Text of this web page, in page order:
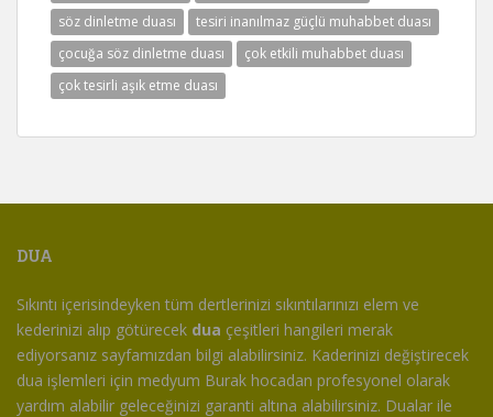
söz dinletme duası
tesiri inanılmaz güçlü muhabbet duası
çocuğa söz dinletme duası
çok etkili muhabbet duası
çok tesirli aşık etme duası
DUA
Sıkıntı içerisindeyken tüm dertlerinizi sıkıntılarınızı elem ve
kederinizi alıp götürecek dua çeşitleri hangileri merak
ediyorsanız sayfamızdan bilgi alabilirsiniz. Kaderinizi değiştirecek
dua işlemleri için medyum Burak hocadan profesyonel olarak
yardım alabilir geleceğinizi garanti altına alabilirsiniz. Dualar ile